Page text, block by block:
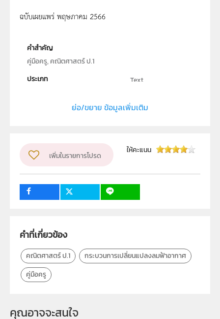
ฉบับเผยแพร่ พฤษภาคม 2566
คำสำคัญ
คู่มือครู, คณิตศาสตร์ ป.1
ประเภท
Text
สถาบันส่งเสริมการสอนวิทยาศาสตร์และเทคโนโลยี (สสวท.)
วิชา
กลุ่มเป้าหมาย
ครู
ย่อ/ขยาย ข้อมูลเพิ่มเติม
เพิ่มในรายการโปรด
ให้คะแนน
คำที่เกี่ยวข้อง
คณิตศาสตร์ ป.1
กระบวนการเปลี่ยนแปลงลมฟ้าอากาศ
คู่มือครู
คุณอาจจะสนใจ